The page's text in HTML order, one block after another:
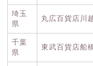
埼玉
県
丸広百貨店川
千葉
県
東武百貨店船